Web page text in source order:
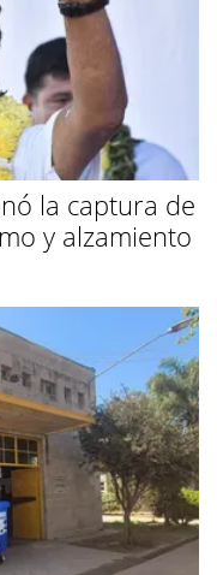
la captura de
y alzamiento